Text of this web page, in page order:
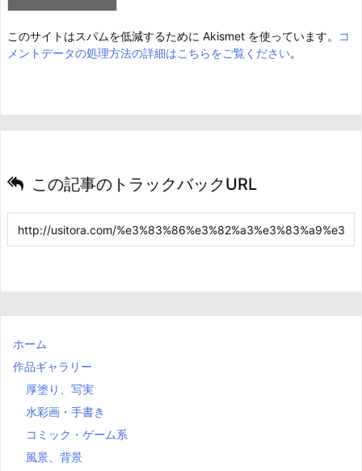
このサイトはスパムを低減するために Akismet を使っています。
コ
メントデータの処理方法の詳細はこちらをご覧ください。
この記事のトラックバックURL
ホーム
作品ギャラリー
厚塗り、写実
水彩画・手書き
コミック・ゲーム系
風景、背景